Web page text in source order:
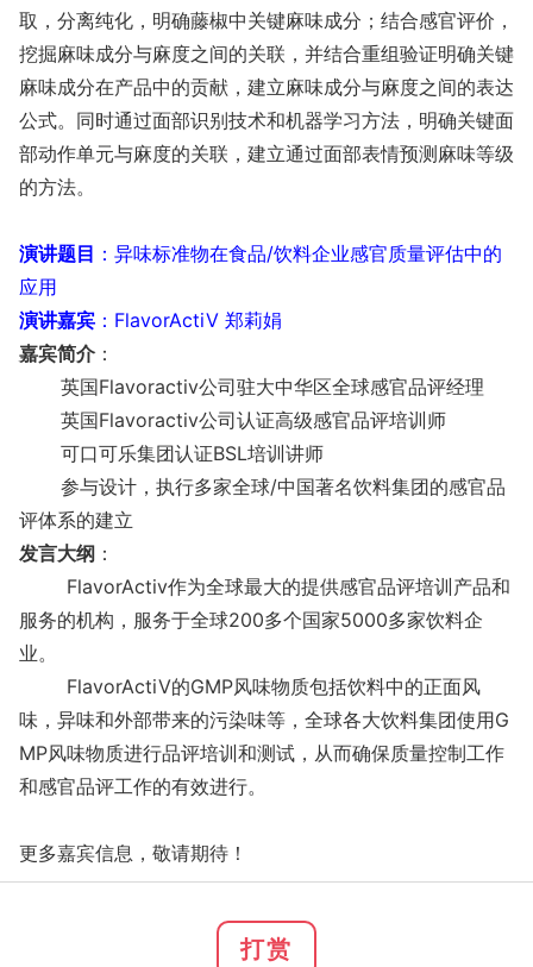
取，分离纯化，明确藤椒中关键麻味成分；结合感官评价，
挖掘麻味成分与麻度之间的关联，并结合重组验证明确关键
麻味成分在产品中的贡献，建立麻味成分与麻度之间的表达
公式。同时通过面部识别技术和机器学习方法，明确关键面
部动作单元与麻度的关联，建立通过面部表情预测麻味等级
的方法。
演讲题目 ： 异味标准物在食品/饮料企业感官质量评估中的
应用
演讲嘉宾 ： FlavorActiV 郑莉娟
嘉宾简介 ：
英国Flavoractiv公司驻大中华区全球感官品评经理
英国Flavoractiv公司认证高级感官品评培训师
可口可乐集团认证BSL培训讲师
参与设计，执行多家全球/中国著名饮料集团的感官品
评体系的建立
发言大纲 ：
FlavorActiv作为全球最大的提供感官品评培训产品和
服务的机构，服务于全球200多个国家5000多家饮料企
业。
FlavorActiV的GMP风味物质包括饮料中的正面风
味，异味和外部带来的污染味等，全球各大饮料集团使用G
MP风味物质进行品评培训和测试，从而确保质量控制工作
和感官品评工作的有效进行。
更多嘉宾信息，敬请期待！
打赏